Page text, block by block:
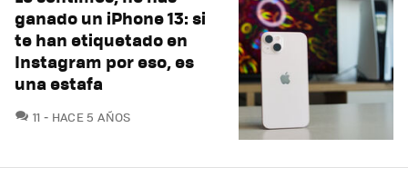
ganado un iPhone 13: si
te han etiquetado en
Instagram por eso, es
una estafa
11 COMENTARIOS
HACE 5 AÑOS